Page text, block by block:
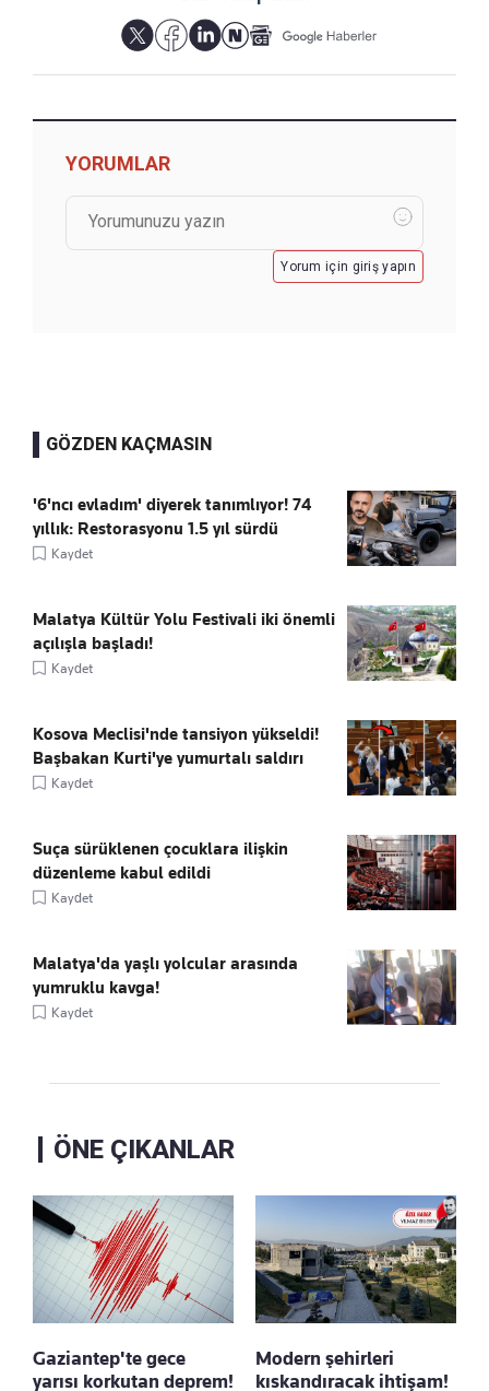
YORUMLAR
Yorum için giriş yapın
GÖZDEN KAÇMASIN
'6'ncı evladım' diyerek tanımlıyor! 74
yıllık: Restorasyonu 1.5 yıl sürdü
Kaydet
Malatya Kültür Yolu Festivali iki önemli
açılışla başladı!
Kaydet
Kosova Meclisi'nde tansiyon yükseldi!
Başbakan Kurti'ye yumurtalı saldırı
Kaydet
Suça sürüklenen çocuklara ilişkin
düzenleme kabul edildi
Kaydet
Malatya'da yaşlı yolcular arasında
yumruklu kavga!
Kaydet
ÖNE ÇIKANLAR
Gaziantep'te gece
yarısı korkutan deprem!
Modern şehirleri
kıskandıracak ihtişam!